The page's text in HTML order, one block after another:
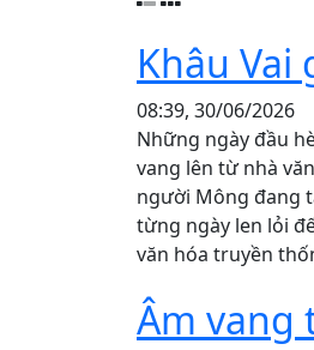
Khâu Vai
08:39, 30/06/2026
Những ngày đầu
vang lên từ nhà
người Mông đang
từng ngày len lỏi
văn hóa truyền
Âm vang